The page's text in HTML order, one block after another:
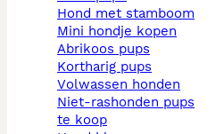
hond met stamboom
mini hondje kopen
abrikoos pups
kortharig pups
volwassen honden
niet-rashonden pups
te koop